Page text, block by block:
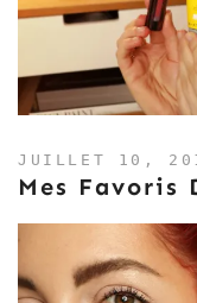
JUILLET 10,
Mes Favoris